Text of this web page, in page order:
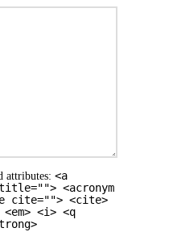
attributes: <a
<acronym
cite=""> <cite>
<i> <q